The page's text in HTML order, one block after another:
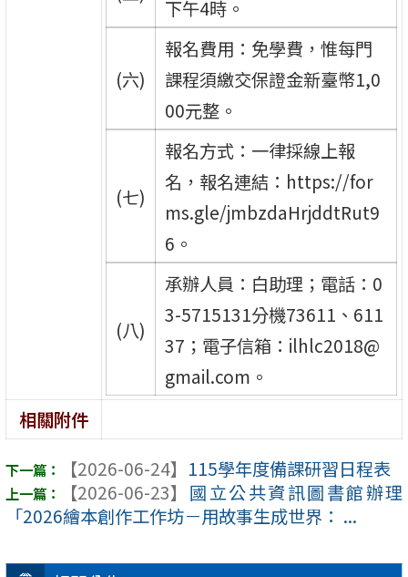
下午4時。
(六)
報名費用：免學費，惟每門
課程須繳交保證金新臺幣1,0
00元整。
(七)
報名方式：一律採線上報
名，報名連結：https://for
ms.gle/jmbzdaHrjddtRut9
6。
(八)
承辦人員：白助理；電話：0
3-5715131分機73611、611
37；電子信箱：ilhlc2018@
gmail.com。
相關附件
【2026-06-24】 115學年度備課研習日程表
【2026-06-23】 國立公共資訊圖書館辦理
「2026繪本創作工作坊－用故事生成世界： ...